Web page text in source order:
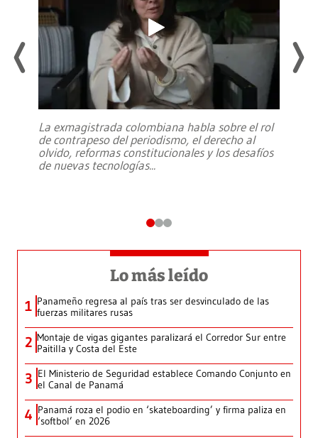
La exmagistrada colombiana habla sobre el rol
de contrapeso del periodismo, el derecho al
olvido, reformas constitucionales y los desafíos
de nuevas tecnologías...
Lo más leído
1 Panameño regresa al país tras ser desvinculado de las
fuerzas militares rusas
2 Montaje de vigas gigantes paralizará el Corredor Sur entre
Paitilla y Costa del Este
3 El Ministerio de Seguridad establece Comando Conjunto en
el Canal de Panamá
4 Panamá roza el podio en ‘skateboarding’ y firma paliza en
‘softbol’ en 2026